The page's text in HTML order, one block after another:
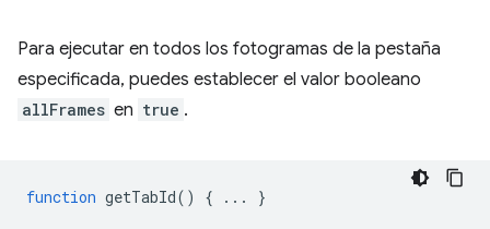
Para ejecutar en todos los fotogramas de la pestaña
especificada, puedes establecer el valor booleano
allFrames en true .
function getTabId() { ... }